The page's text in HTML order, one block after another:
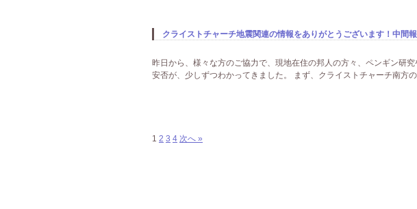
クライストチャーチ地震関連の情報をありがとうございます！中間報
昨日から、様々な方のご協力で、現地在住の邦人の方々、ペンギン研
安否が、少しずつわかってきました。 まず、クライストチャーチ南方
1 2 3 4 次へ »